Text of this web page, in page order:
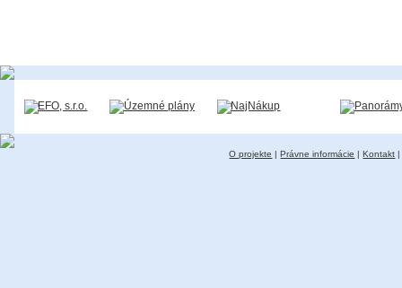
O projekte |Právne informácie |Kontakt